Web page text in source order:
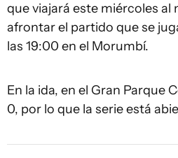
que viajará este miércoles al
afrontar el partido que se
las 19:00 en el Morumbí.
En la ida, en el Gran Parque
0, por lo que la serie está